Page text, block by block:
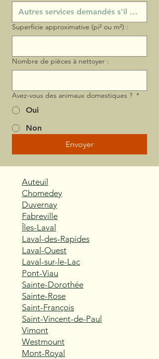
Superficie approximative (pi² ou m²) :
Nombre de pièces à nettoyer :
Avez-vous des animaux domestiques ? *
Oui
Non
Envoyer
Auteuil
Chomedey
Duvernay
Fabreville
Îles-Laval
Laval-des-Rapides
Laval-Ouest
Laval-sur-le-Lac
Pont-Viau
Sainte-Dorothée
Sainte-Rose
Saint-François
Saint-Vincent-de-Paul
Vimont
Westmount
Mont-Royal